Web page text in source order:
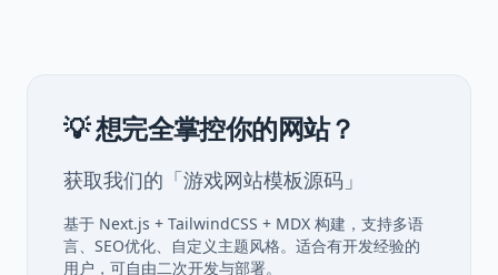
💡 想完全掌控你的网站？
获取我们的「游戏网站模板源码」
基于 Next.js + TailwindCSS + MDX 构建，支持多语
言、SEO优化、自定义主题风格。适合有开发经验的
用户，可自由二次开发与部署。